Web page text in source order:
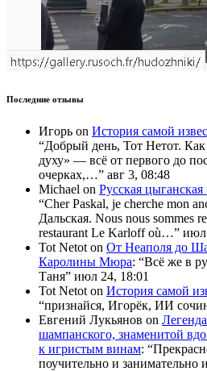
Последние отзывы
Игорь on История самой
“Добрый день, Тот Нетот.
духу» — всё от первого до
очерках,…” авг 3, 08:48
Michael on Русская
“Cher Paskal, je cherche mon
Дальская. Nous nous sommes
restaurant Le Karloff où…” июл
Tot Netot on От Неаполя до
Каролины Мюра: “Всё же в
Таня” июл 24, 18:01
Tot Netot on История самой
“признайся, Игорёк, ИИ
Евгений Лукьянов on
шампанского, знаменитой
к игристым винам: “
поучительно и занимательно